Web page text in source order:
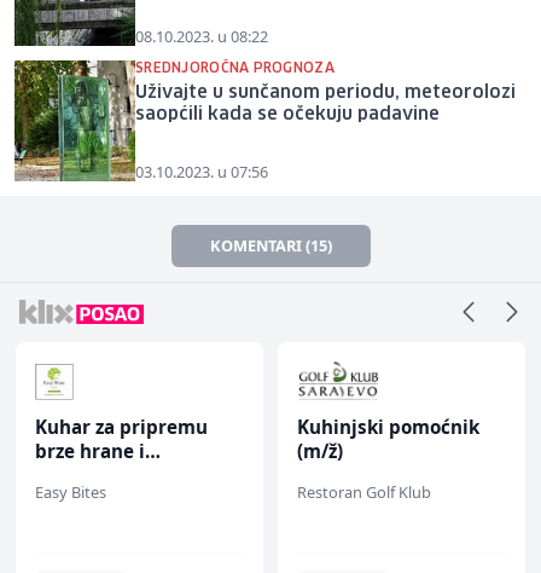
08.10.2023. u 08:22
SREDNJOROČNA PROGNOZA
Uživajte u sunčanom periodu, meteorolozi
saopćili kada se očekuju padavine
03.10.2023. u 07:56
KOMENTARI (15)
Kuhar za pripremu
brze hrane i
ž)
Easy Bites
Kuhinjski pomoćnik
(m/ž)
Restoran Golf Klub